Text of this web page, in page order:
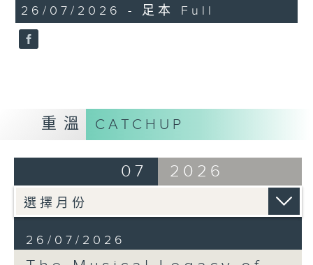
51
minutes,
22
seconds
26/07/2026 - 足本 Full
重溫 CATCHUP
07 2026
26/07/2026